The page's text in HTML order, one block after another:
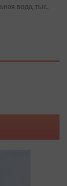
вода, тыс.